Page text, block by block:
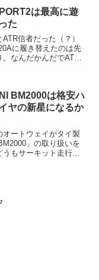
は最高に遊
た
信者だった（？）
に履き替えたのは先
なんだかんだでATR-
BM2000は格安ハ
ヤの新星になるか
オートウェイがタイ製
」の取り扱いを
うもサーキット走行も